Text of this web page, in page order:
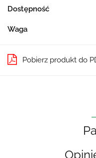
Dostępność
Waga
Pobierz produkt do